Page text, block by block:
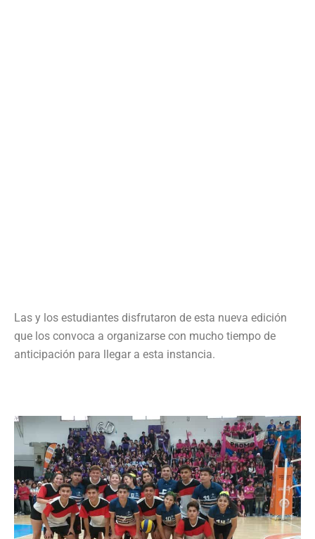
Las y los estudiantes disfrutaron de esta nueva edición
que los convoca a organizarse con mucho tiempo de
anticipación para llegar a esta instancia.